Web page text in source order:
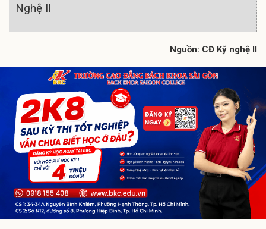
Nghệ II
Nguồn: CĐ Kỹ nghệ II